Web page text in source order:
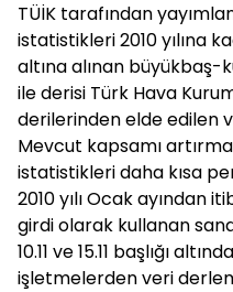
TÜİK tarafından
istatistikleri 2010 yılına
altına alınan
ile derisi Türk Hava
derilerinden elde edilen
Mevcut kapsamı
istatistikleri daha kısa
2010 yılı Ocak ayından
girdi olarak kullanan
10.11 ve 15.11 başlığı
işletmelerden veri